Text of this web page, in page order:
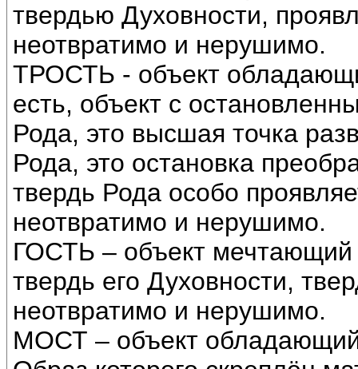
твердью Духовности,
неотвратимо и нерушимо.
ТРОСТЬ - объект
есть, объект с
Рода, это высшая точка
Рода, это остановка
твердь Рода особо
неотвратимо и нерушимо.
ГОСТЬ – объект мечтающий
твердь его Духовности,
неотвратимо и нерушимо.
МОСТ – объект